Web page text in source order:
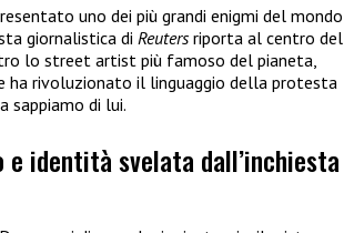
uno dei più grandi enigmi del mondo
giornalistica di Reutersriporta al centro del
lo street artist più famoso del pianeta,
ha rivoluzionato il linguaggio della protesta
sappiamo di lui.
e identità svelata dall’inchiesta